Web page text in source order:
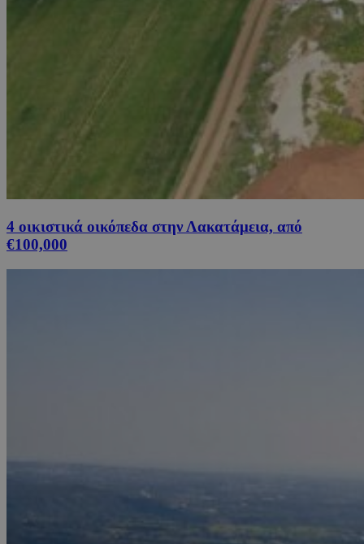
4 οικιστικά οικόπεδα στην Λακατάμεια, από
€100,000